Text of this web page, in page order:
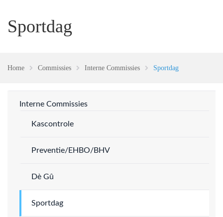
Sportdag
Home Commissies Interne Commissies Sportdag
Interne Commissies
Kascontrole
Preventie/EHBO/BHV
Dè Gû
Sportdag